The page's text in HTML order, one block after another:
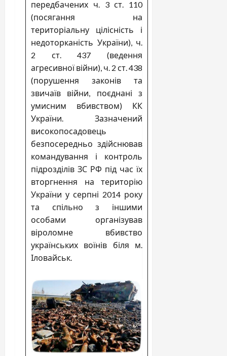
передбачених ч. 3 ст. 110
(посягання на
територіальну цілісність і
недоторканість України), ч.
2 ст. 437 (ведення
агресивної війни), ч. 2 ст. 438
(порушення законів та
звичаїв війни, поєднані з
умисним вбивством) КК
України. Зазначений
високопосадовець
безпосередньо здійснював
командування і контроль
підрозділів ЗС РФ під час їх
вторгнення на територію
України у серпні 2014 року
та спільно з іншими
особами організував
віроломне вбивство
українських воїнів біля м.
Іловайськ.